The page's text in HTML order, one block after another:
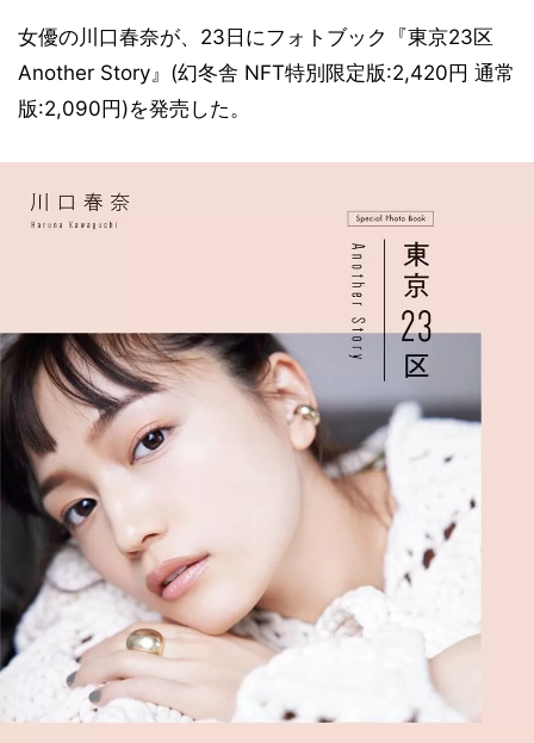
女優の川口春奈が、23日にフォトブック『東京23区
Another Story』(幻冬舎 NFT特別限定版:2,420円 通常
版:2,090円)を発売した。